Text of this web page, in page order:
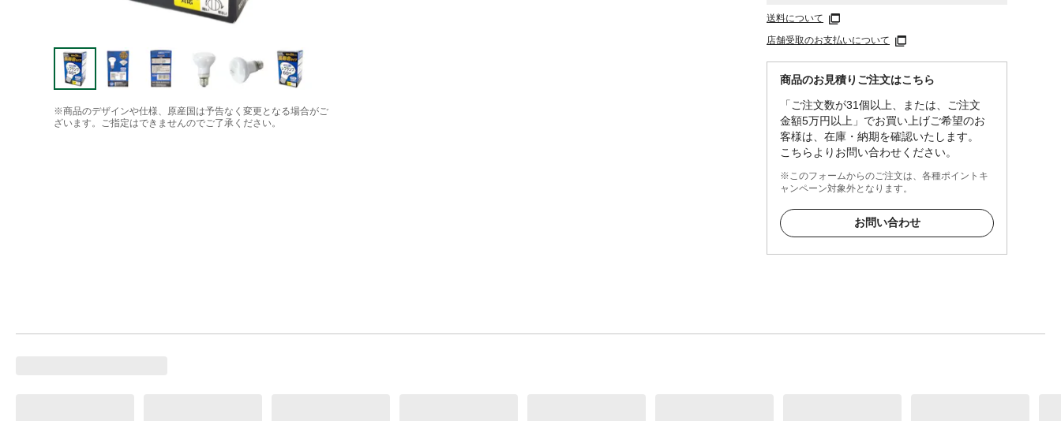
※商品のデザインや仕様、原産国は予告なく変更となる場合がご
ざいます。ご指定はできませんのでご了承ください。
送料について
店舗受取のお支払いについて
商品のお見積りご注文はこちら
「ご注文数が31個以上、または、ご注文
金額5万円以上」でお買い上げご希望のお
客様は、在庫・納期を確認いたします。
こちらよりお問い合わせください。
※このフォームからのご注文は、各種ポイントキ
ャンペーン対象外となります。
お問い合わせ